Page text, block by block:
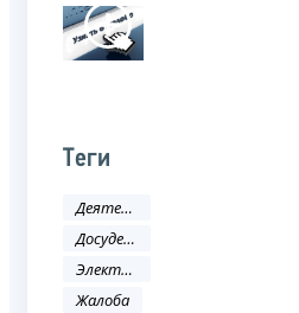
Теги
Деятельность ФНС
Досудебное урегулирование налоговых споров
Электронные услуги
Жалоба